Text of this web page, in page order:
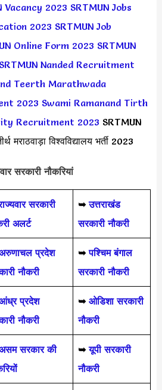
Vacancy 2023 SRTMUN Jobs
2023 SRTMUN Job
Online Form 2023 SRTMUN
SRTMUN Nanded Recruitment
Teerth Marathwada
2023 Swami Ramanand Tirth
Recruitment 2023 SRTMUN
मराठवाड़ा विश्वविद्यालय भर्ती 2023
सरकारी नौकरियां
सरकारी
अलर्ट
➥ उत्तराखंड
सरकारी नौकरी
प्रदेश
नौकरी
➥ पश्चिम बंगाल
सरकारी नौकरी
प्रदेश
नौकरी
➥ ओडिशा सरकारी
नौकरी
सरकार की
➥ यूपी सरकारी
नौकरी